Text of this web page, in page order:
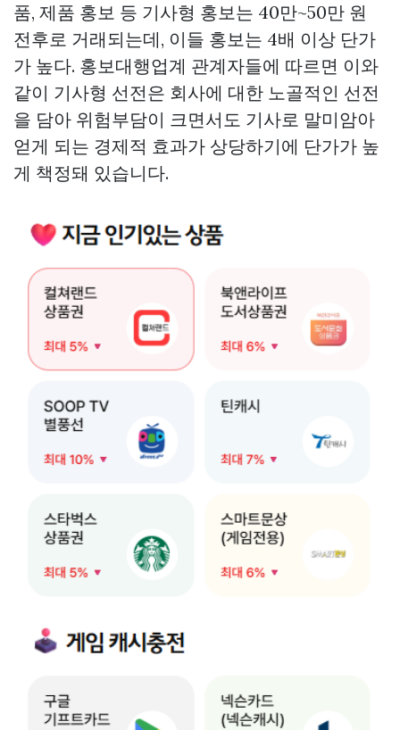
품, 제품 홍보 등 기사형 홍보는 40만~50만 원
전후로 거래되는데, 이들 홍보는 4배 이상 단가
가 높다. 홍보대행업계 관계자들에 따르면 이와
같이 기사형 선전은 회사에 대한 노골적인 선전
을 담아 위험부담이 크면서도 기사로 말미암아
얻게 되는 경제적 효과가 상당하기에 단가가 높
게 책정돼 있습니다.